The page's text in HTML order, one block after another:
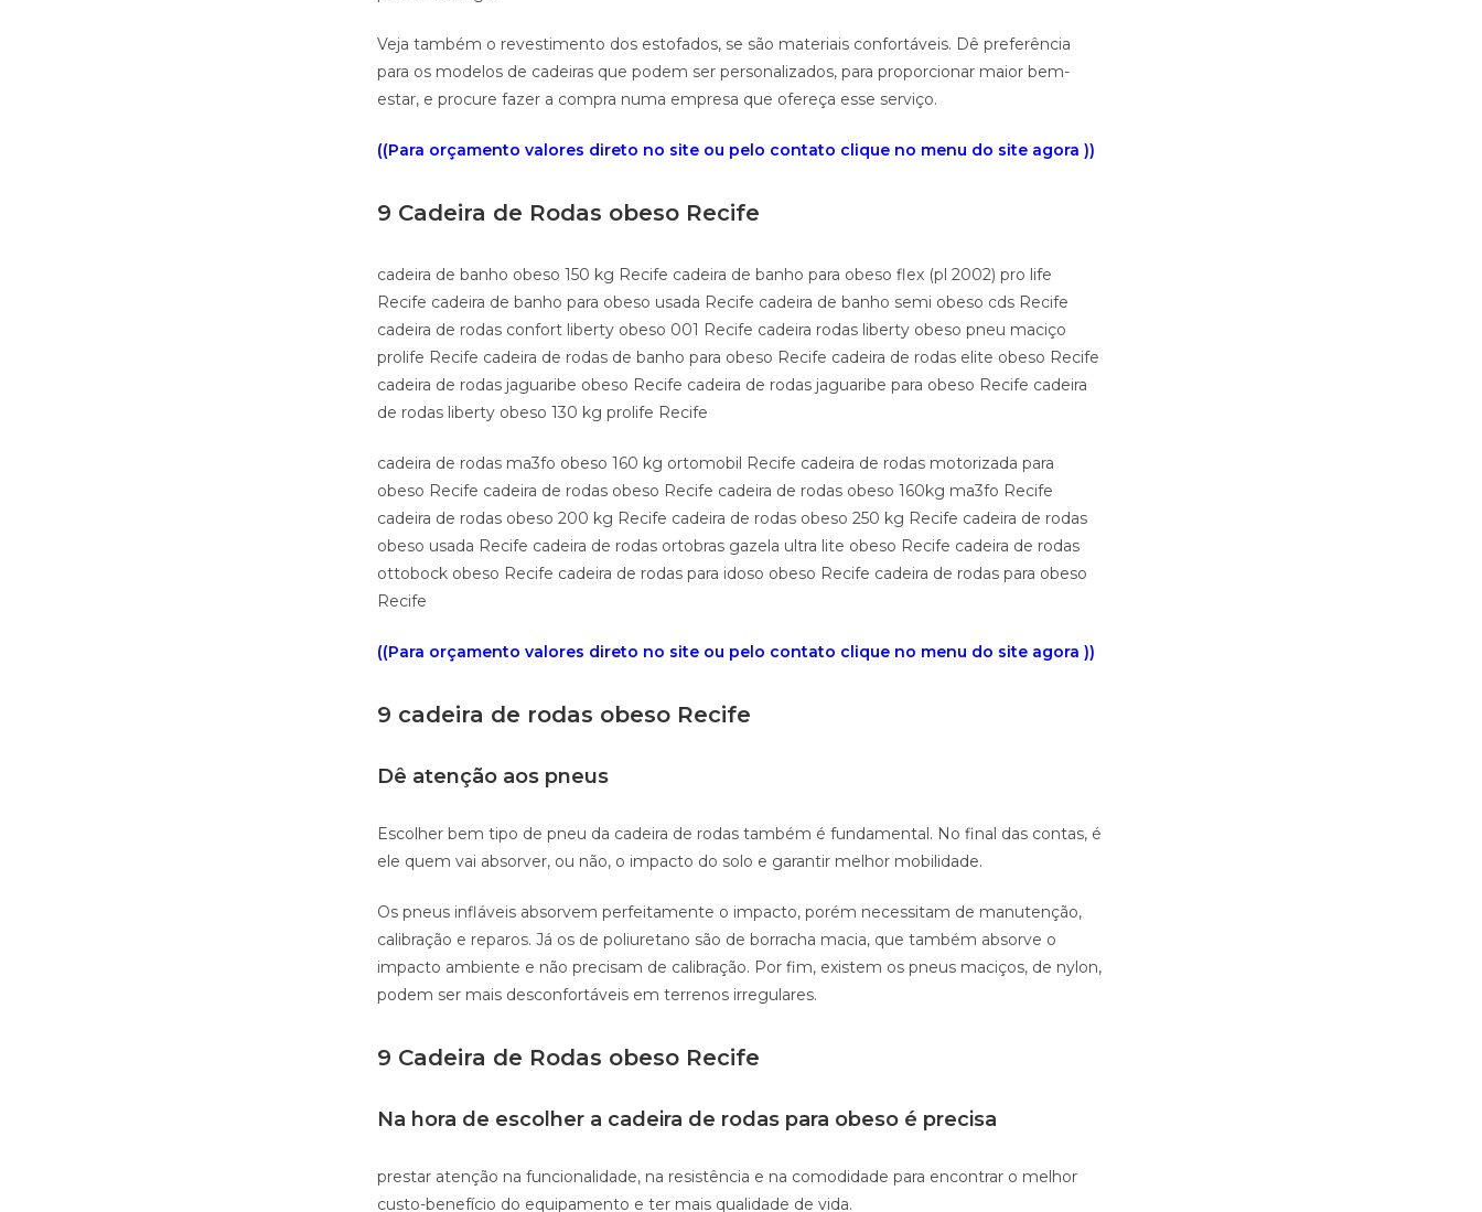
Veja também o revestimento dos estofados, se são materiais confortáveis. Dê preferência
para os modelos de cadeiras que podem ser personalizados, para proporcionar maior bem-
estar, e procure fazer a compra numa empresa que ofereça esse serviço.
((Para orçamento valores direto no site ou pelo contato clique no menu do site agora ))
9 Cadeira de Rodas obeso Recife
cadeira de banho obeso 150 kg Recife cadeira de banho para obeso flex (pl 2002) pro life
Recife cadeira de banho para obeso usada Recife cadeira de banho semi obeso cds Recife
cadeira de rodas confort liberty obeso 001 Recife cadeira rodas liberty obeso pneu maciço
prolife Recife cadeira de rodas de banho para obeso Recife cadeira de rodas elite obeso Recife
cadeira de rodas jaguaribe obeso Recife cadeira de rodas jaguaribe para obeso Recife cadeira
de rodas liberty obeso 130 kg prolife Recife
cadeira de rodas ma3fo obeso 160 kg ortomobil Recife cadeira de rodas motorizada para
obeso Recife cadeira de rodas obeso Recife cadeira de rodas obeso 160kg ma3fo Recife
cadeira de rodas obeso 200 kg Recife cadeira de rodas obeso 250 kg Recife cadeira de rodas
obeso usada Recife cadeira de rodas ortobras gazela ultra lite obeso Recife cadeira de rodas
ottobock obeso Recife cadeira de rodas para idoso obeso Recife cadeira de rodas para obeso
Recife
((Para orçamento valores direto no site ou pelo contato clique no menu do site agora ))
9 cadeira de rodas obeso Recife
Dê atenção aos pneus
Escolher bem tipo de pneu da cadeira de rodas também é fundamental. No final das contas, é
ele quem vai absorver, ou não, o impacto do solo e garantir melhor mobilidade.
Os pneus infláveis absorvem perfeitamente o impacto, porém necessitam de manutenção,
calibração e reparos. Já os de poliuretano são de borracha macia, que também absorve o
impacto ambiente e não precisam de calibração. Por fim, existem os pneus maciços, de nylon,
podem ser mais desconfortáveis em terrenos irregulares.
9 Cadeira de Rodas obeso Recife
Na hora de escolher a cadeira de rodas para obeso é precisa
prestar atenção na funcionalidade, na resistência e na comodidade para encontrar o melhor
custo-benefício do equipamento e ter mais qualidade de vida.